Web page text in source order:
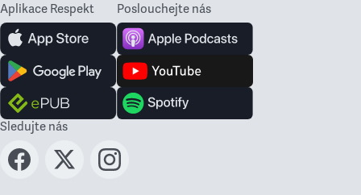
Aplikace Respekt Poslouchejte nás
Sledujte nás